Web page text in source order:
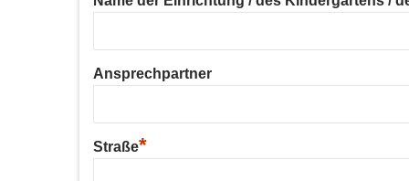
Ansprechpartner
Straße*